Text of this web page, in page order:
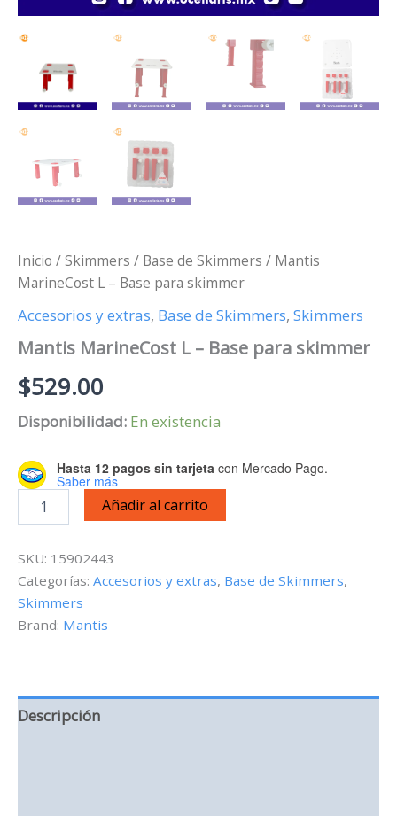
Inicio /Skimmers / Base de Skimmers / Mantis
MarineCost L – Base para skimmer
Accesorios y extras, Base de Skimmers, Skimmers
Mantis MarineCost L – Base para skimmer
$529.00
Disponibilidad: En existencia
Hasta 12 pagos sin tarjeta con Mercado Pago.
Saber más
MarineCost
Base
para
skimmer
cantidad
Añadir al carrito
SKU: 15902443
Categorías: Accesorios y extras, Base de Skimmers,
Skimmers
Brand: Mantis
Descripción